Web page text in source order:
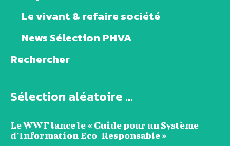
Le vivant & refaire société
News Sélection PHVA
Rechercher
Sélection aléatoire ...
Le WWF lance le « Guide pour un Système
d’Information Eco-Responsable »